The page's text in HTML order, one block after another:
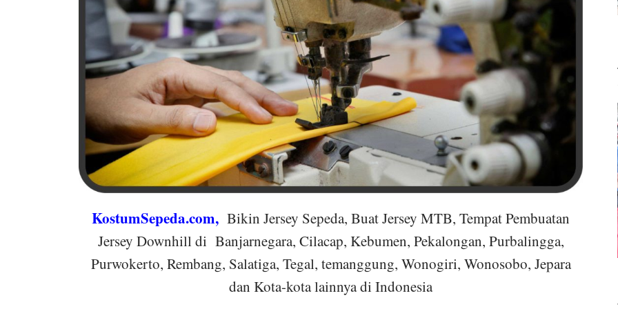
KostumSepeda.com,Bikin Jersey Sepeda, Buat Jersey MTB, Tempat Pembuatan
Jersey Downhill di Banjarnegara, Cilacap, Kebumen, Pekalongan, Purbalingga,
Purwokerto, Rembang, Salatiga, Tegal, temanggung, Wonogiri, Wonosobo, Jepara
dan Kota-kota lainnya di Indonesia